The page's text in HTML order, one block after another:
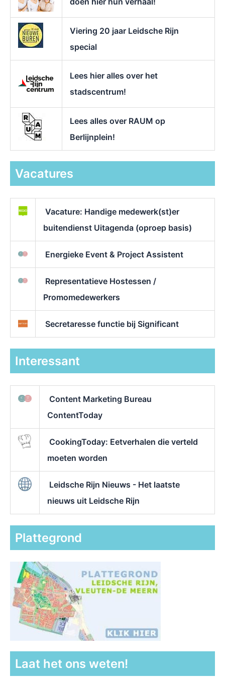
Viering 20 jaar Leidsche Rijn
special
Lees hier alles over het
stadscentrum!
Lees alles over RAUM op
Berlijnplein!
Vacatures
Vacature: Handige medewerk(st)er
buitendienst Uitagenda (oproep basis)
Energieke Event & Project Assistent
Representatieve Hostessen /
Promomedewerkers
Secretaresse functie bij Significant
Interessant
Content Marketing Bureau
ContentToday
CookingToday: Eetverhalen die verteld
moeten worden
Leidsche Rijn Nieuws - Het laatste
nieuws uit Leidsche Rijn
Plattegrond
Laat het ons weten!